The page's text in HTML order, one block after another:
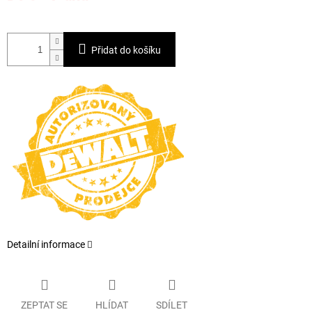
Přidat do košíku
Detailní informace
ZEPTAT SE HLÍDAT SDÍLET